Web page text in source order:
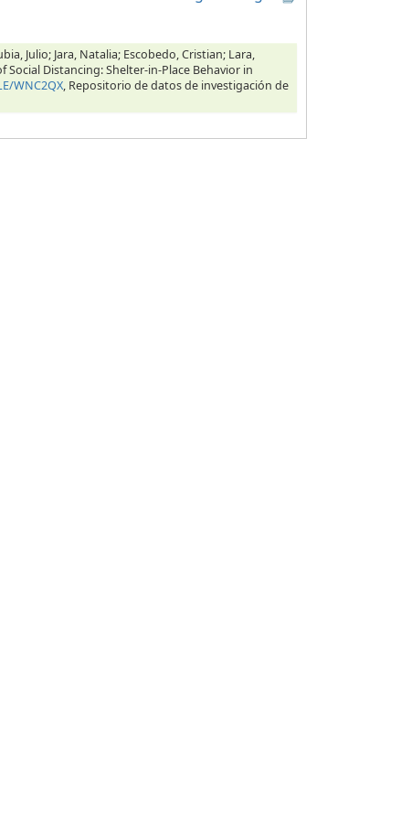
Julio; Jara, Natalia; Escobedo, Cristian; Lara,
Social Distancing: Shelter-in-Place Behavior in
WNC2QX, Repositorio de datos de investigación de